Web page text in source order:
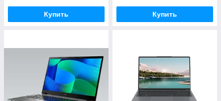
Купить Купить